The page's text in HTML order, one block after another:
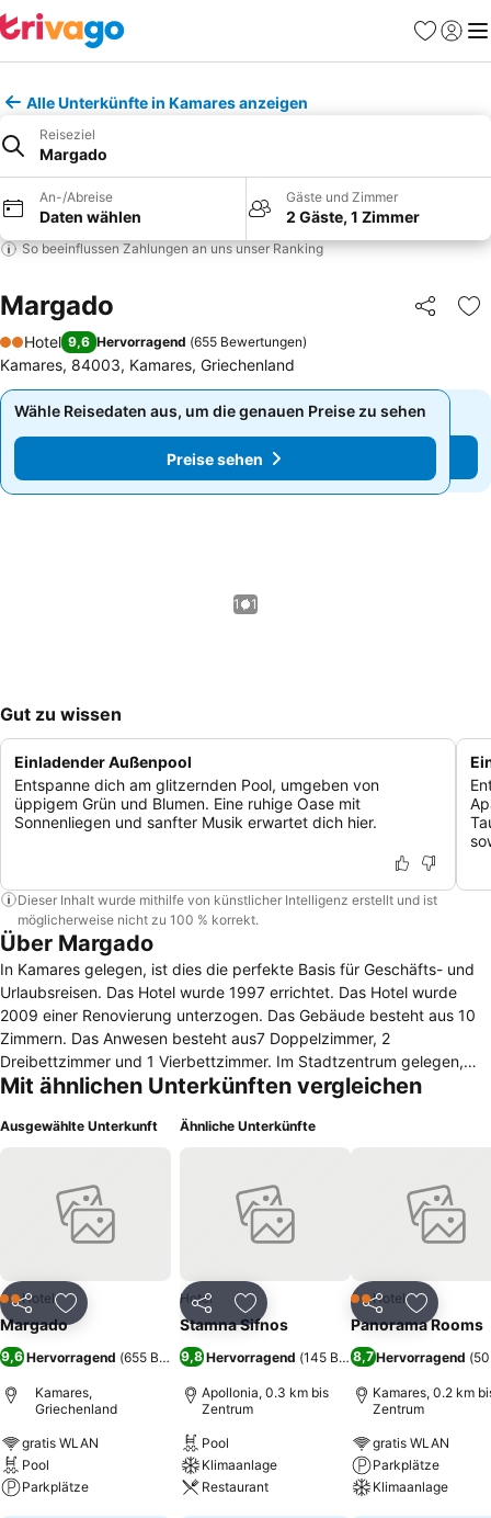
Favoriten
Alle Unterkünfte in Kamares anzeigen
Reiseziel
Margado
An-/Abreise
Daten wählen
Gäste und Zimmer
2 Gäste, 1 Zimmer
So beeinflussen Zahlungen an uns unser Ranking
Margado Teilen
2 Sterne
Hotel 9,6 Hervorragend (655 Bewertungen)
Kamares, 84003, Kamares, Griechenland
Wähle Reisedaten aus, um die genauen Preise zu sehen
Preise sehen
Wähle Reisedaten aus, um die genauen Preise zu sehen
Preise sehen
1 / 1
Gut zu wissen
Einladender Außenpool
Entspanne dich am glitzernden Pool, umgeben von
üppigem Grün und Blumen. Eine ruhige Oase mit
Sonnenliegen und sanfter Musik erwartet dich hier.
Dieser Inhalt wurde mithilfe von künstlicher Intelligenz erstellt und ist
möglicherweise nicht zu 100 % korrekt.
Über Margado
In Kamares gelegen, ist dies die perfekte Basis für Geschäfts- und
Urlaubsreisen. Das Hotel wurde 1997 errichtet. Das Hotel wurde
2009 einer Renovierung unterzogen. Das Gebäude besteht aus 10
Zimmern. Das Anwesen besteht aus7 Doppelzimmer, 2
Dreibettzimmer und 1 Vierbettzimmer. Im Stadtzentrum gelegen,
bietet Das Hotel leichten Zugang zur Stadt und zu allem, was sie zu
der Busstation der Stadt. Das Hotel ist nur wenige Autominuten von
Schritte vom Hafen entfernt. Es gibt einen Parkplatz auf dem
Gelände.
Mit ähnlichen Unterkünften vergleichen
Ausgewählte Unterkunft
Teilen Zu Favoriten hinzufügen
2 Sterne
Hotel
Margado
9,6Hervorragend (655 Bewertungen)
Kamares,
Griechenland
gratis WLAN
Pool
Parkplätze
Ähnliche Unterkünfte
Teilen Zu Favoriten hinzufügen
Hotel
Stamna Sifnos
9,8Hervorragend (145 Bewertungen)
Apollonia, 0.3 km bis
Zentrum
Pool
Klimaanlage
Restaurant
Teilen Zu
2 Sterne
Hotel
Panorama Rooms
8,7Hervorragend (
Kamares, 0.2 km
Zentrum
gratis WLAN
Parkplätze
Klimaanlage